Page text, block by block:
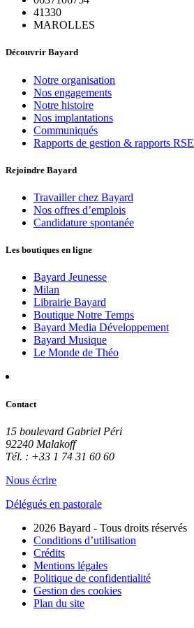
41330
MAROLLES
Découvrir Bayard
Notre organisation
Nos engagements
Notre histoire
Nos implantations
Communiqués
Rapports de gestion & rapports RSE
Rejoindre Bayard
Travailler chez Bayard
Nos offres d’emplois
Candidature spontanée
Les boutiques en ligne
Bayard Jeunesse
Milan
Librairie Bayard
Boutique Notre Temps
Bayard Media Développement
Bayard Musique
Le Monde de Théo
Contact
15 boulevard Gabriel Péri
92240 Malakoff
Tél. : +33 1 74 31 60 60
Nous écrire
Délégués en pastorale
2026 Bayard - Tous droits réservés
Conditions d’utilisation
Crédits
Mentions légales
Politique de confidentialité
Gestion des cookies
Plan du site